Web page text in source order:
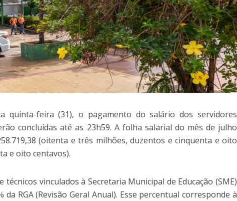
quinta-feira (31), o pagamento do salário dos servidores
concluídas até as 23h59. A folha salarial do mês de julho
(oitenta e três milhões, duzentos e cinquenta e oito
e oito centavos).
vinculados à Secretaria Municipal de Educação (SME)
RGA (Revisão Geral Anual). Esse percentual corresponde à